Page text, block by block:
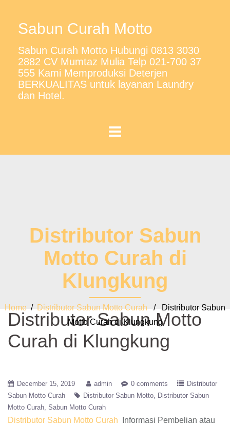
Sabun Curah Motto
Sabun Curah Motto Hubungi 0813 3030
2882 CV Mumtaz Mulia Telp 021-700 37
555 Kami Memproduksi Deterjen
BERKUALITAS untuk layanan Laundry
dan Hotel.
Distributor Sabun
Motto Curah di
Klungkung
Home / Distributor Sabun Motto Curah / Distributor Sabun
Motto Curah di Klungkung
Distributor Sabun Motto
Curah di Klungkung
December 15, 2019 admin 0 comments
Distributor
Sabun Motto Curah
Distributor Sabun Motto
Distributor Sabun
Motto Curah Sabun Motto Curah
Distributor Sabun Motto Curah
Informasi Pembelian atau